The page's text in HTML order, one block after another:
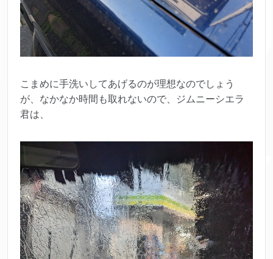
こまめに手洗いしてあげるのが理想なのでしょう
が、なかなか時間も取れないので、ジムニーシエラ
君は、